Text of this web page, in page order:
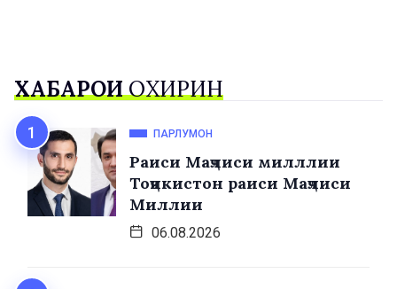
ХАБАРҲОИОХИРИН
ПАРЛУМОН
Раиси Маҷлиси милллии
Тоҷикистон раиси Маҷлиси
Миллии
06.08.2026